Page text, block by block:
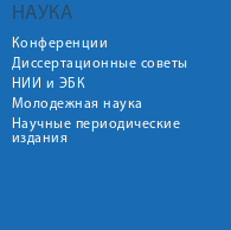
НАУКА
Конференции
Диссертационные советы
НИИ и ЭБК
Молодежная наука
Научные периодические
издания